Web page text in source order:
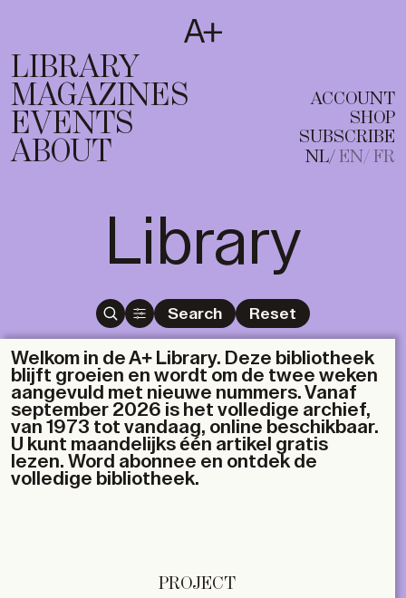
T
EN FR
LIBRARY
MAGAZINES
EVENTS
ABOUT
ACCOUNT
SHOP
SUBSCRIBE
NL EN FR
Library
Search Reset
Welkom in de A+ Library. Deze bibliotheek
blijft groeien en wordt om de twee weken
aangevuld met nieuwe nummers. Vanaf
september 2026 is het volledige archief,
van 1973 tot vandaag, online beschikbaar.
U kunt maandelijks één artikel gratis
lezen. Word abonnee en ontdek de
volledige bibliotheek.
PROJECT